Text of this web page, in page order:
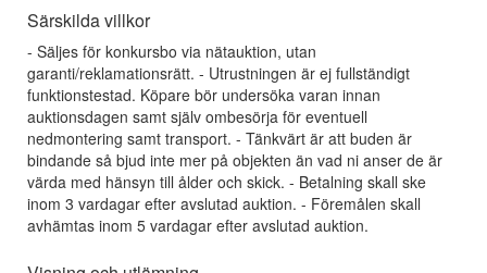
Särskilda villkor
- Säljes för konkursbo via nätauktion, utan
garanti/reklamationsrätt. - Utrustningen är ej fullständigt
funktionstestad. Köpare bör undersöka varan innan
auktionsdagen samt själv ombesörja för eventuell
nedmontering samt transport. - Tänkvärt är att buden är
bindande så bjud inte mer på objekten än vad ni anser de är
värda med hänsyn till ålder och skick. - Betalning skall ske
inom 3 vardagar efter avslutad auktion. - Föremålen skall
avhämtas inom 5 vardagar efter avslutad auktion.